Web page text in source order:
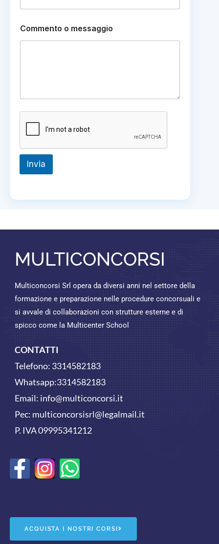
u
m
e
Commento o messaggio
Invia
MULTICONCORSI
Multiconcorsi Srl opera da diversi anni nel settore della
formazione e preparazione nelle procedure concorsuali e
si avvale di collaborazioni con strutture esterne e di
spicco come la Multicenter School
CONTATTI
Telefono: 3314582183
Whatsapp:3314582183
Email: info@multiconcorsi.it
Pec: multiconcorsisrl@legalmail.it
P. IVA 09995341212
F
e
W
t
ACQUISTA I NOSTRI CORSI